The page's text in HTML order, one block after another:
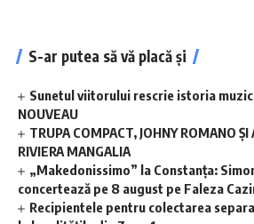
S-ar putea să vă placă și
Sunetul viitorului rescrie istoria
NOUVEAU
TRUPA COMPACT, JOHNY ROMANO
RIVIERA MANGALIA
„Makedonissimo” la Constanța:
concertează pe 8 august pe Faleza
Recipientele pentru colectarea